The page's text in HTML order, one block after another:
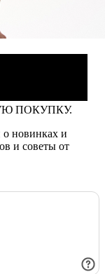
ПОКУПКУ.
о новинках и
и советы от